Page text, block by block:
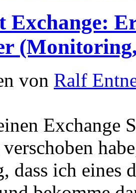
Exchange:
von Ralf
Exchange
dass ich eines